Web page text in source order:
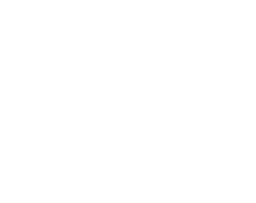
渝中区执照代办,渝中区工商代办可靠,
【多图】渝中区朝天门听江大厦一线
重庆代办验资_重庆代办验资价格_重
协信公馆小区租房,一室两厅,渝中区协